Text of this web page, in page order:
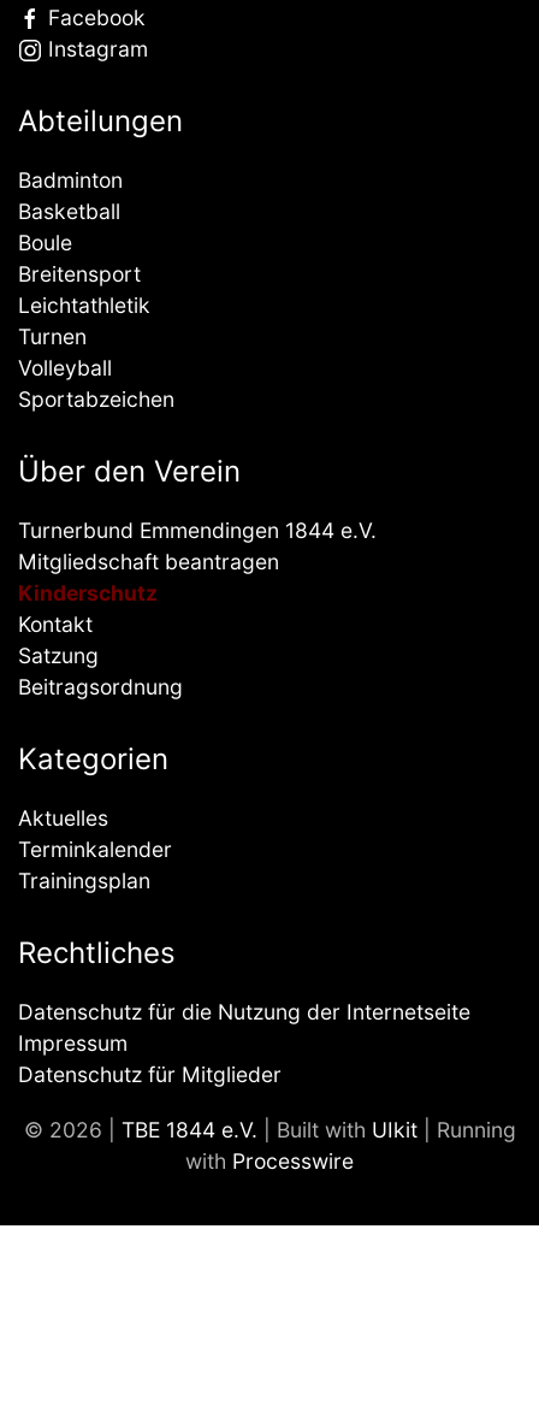
Facebook
Instagram
Abteilungen
Badminton
Basketball
Boule
Breitensport
Leichtathletik
Turnen
Volleyball
Sportabzeichen
Über den Verein
Turnerbund Emmendingen 1844 e.V.
Mitgliedschaft beantragen
Kinderschutz
Kontakt
Satzung
Beitragsordnung
Kategorien
Aktuelles
Terminkalender
Trainingsplan
Rechtliches
Datenschutz für die Nutzung der Internetseite
Impressum
Datenschutz für Mitglieder
© 2026 | TBE 1844 e.V. | Built with UIkit| Running
with Processwire